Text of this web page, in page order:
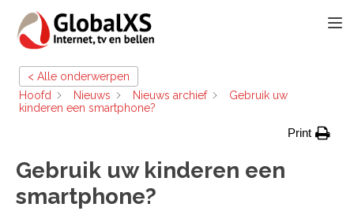
< Alle onderwerpen
Hoofd
Nieuws Nieuws archief
Gebruik uw
kinderen een smartphone?
Print
Gebruik uw kinderen een
smartphone?